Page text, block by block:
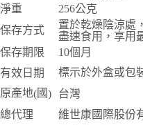
淨重
256公克
保存方式
置於乾燥陰涼處
盡速食用，享用
保存期限
10個月
有效日期
標示於外盒或包
原產地(國)
台灣
總代理
維世康國際股份